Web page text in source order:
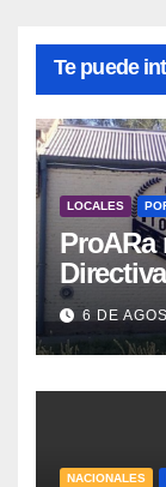
Te puede
LOCALES
el6 DE
NACIONALES